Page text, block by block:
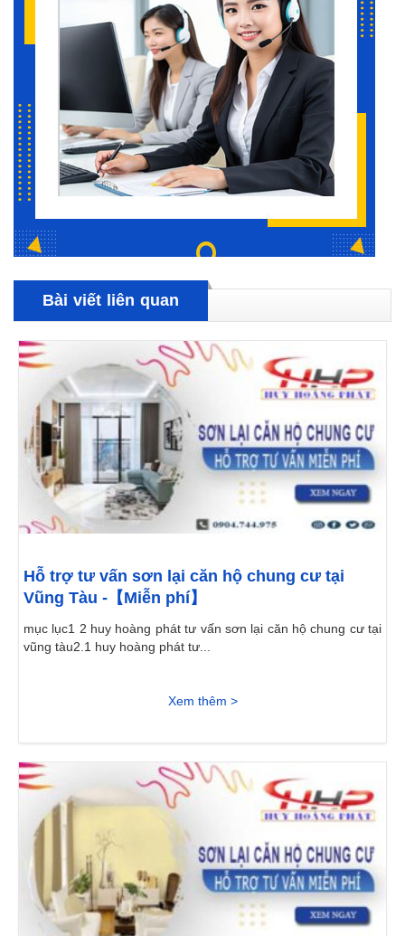
Bài viết liên quan
Hỗ trợ tư vấn sơn lại căn hộ chung cư tại
Vũng Tàu -【Miễn phí】
mục lục1 2 huy hoàng phát tư vấn sơn lại căn hộ chung cư tại
vũng tàu2.1 huy hoàng phát tư...
Xem thêm >